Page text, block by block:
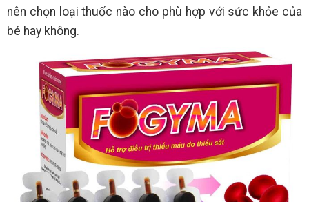
nên chọn loại thuốc nào cho phù hợp với sức khỏe của
bé hay không.